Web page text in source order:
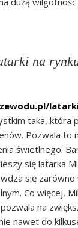
na
taka, która
Pozwala to
świetlnego.
się latarka
się
Co więcej,
na
nawet do